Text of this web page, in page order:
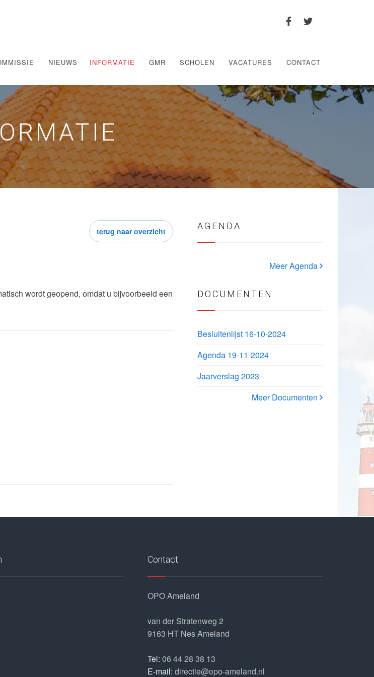
NIEUWS INFORMATIE GMR SCHOLEN VACATURES CONTACT
terug naar overzicht
wordt geopend, omdat u bijvoorbeeld een
AGENDA
Meer Agenda
DOCUMENTEN
Besluitenlijst 16-10-2024
Agenda 19-11-2024
Jaarverslag 2023
Meer Documenten
Contact
OPO Ameland
van der Stratenweg 2
9163 HT Nes Ameland
Tel: 06 44 28 38 13
E-mail: directie@opo-ameland.nl